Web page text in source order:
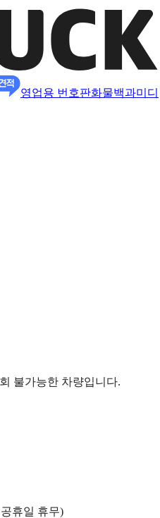
영업용 번호판화물백과미디
불가능한 차량입니다.
휴일 휴무)